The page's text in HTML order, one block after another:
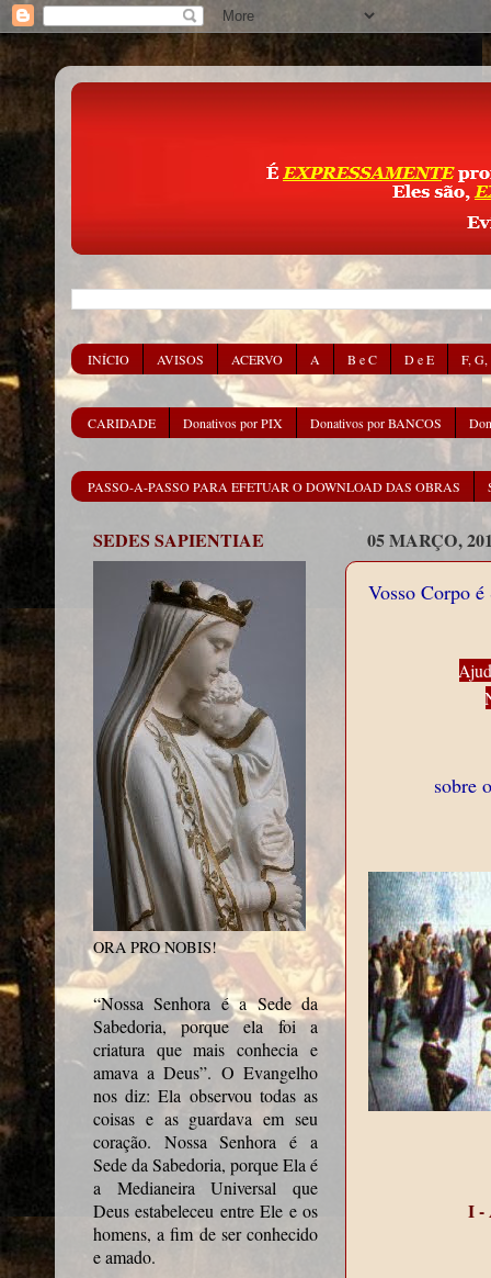
INÍCIO AVISOS ACERVO A B e C D e E F,
CARIDADE Donativos por PIX Donativos por BANCOS
PASSO-A-PASSO PARA EFETUAR O DOWNLOAD DAS OBRAS
05 MARÇO,
Vosso Corpo é
sobre
I -
SEDES SAPIENTIAE
ORA PRO NOBIS!
“Nossa Senhora é a Sede da
Sabedoria, porque ela foi a
criatura que mais conhecia e
amava a Deus”. O Evangelho
nos diz: Ela observou todas as
coisas e as guardava em seu
coração. Nossa Senhora é a
Sede da Sabedoria, porque Ela é
a Medianeira Universal que
Deus estabeleceu entre Ele e os
homens, a fim de ser conhecido
e amado.